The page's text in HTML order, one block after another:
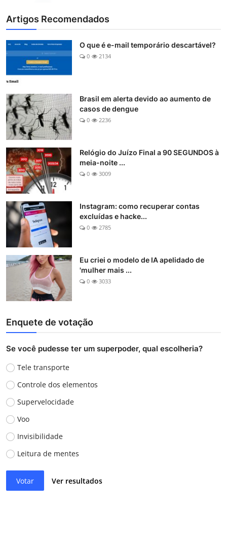
Artigos Recomendados
O que é e-mail temporário descartável?
0 2134
Brasil em alerta devido ao aumento de
casos de dengue
0 2236
Relógio do Juízo Final a 90 SEGUNDOS à
meia-noite ...
0 3009
Instagram: como recuperar contas
excluídas e hacke...
0 2785
Eu criei o modelo de IA apelidado de
'mulher mais ...
0 3033
Enquete de votação
Se você pudesse ter um superpoder, qual escolheria?
Tele transporte
Controle dos elementos
Supervelocidade
Voo
Invisibilidade
Leitura de mentes
Votar Ver resultados